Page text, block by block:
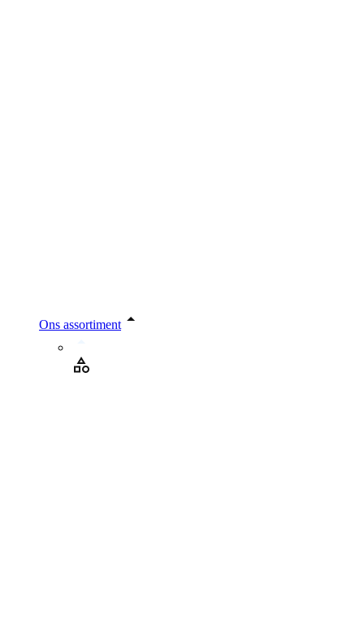
Ons assortiment